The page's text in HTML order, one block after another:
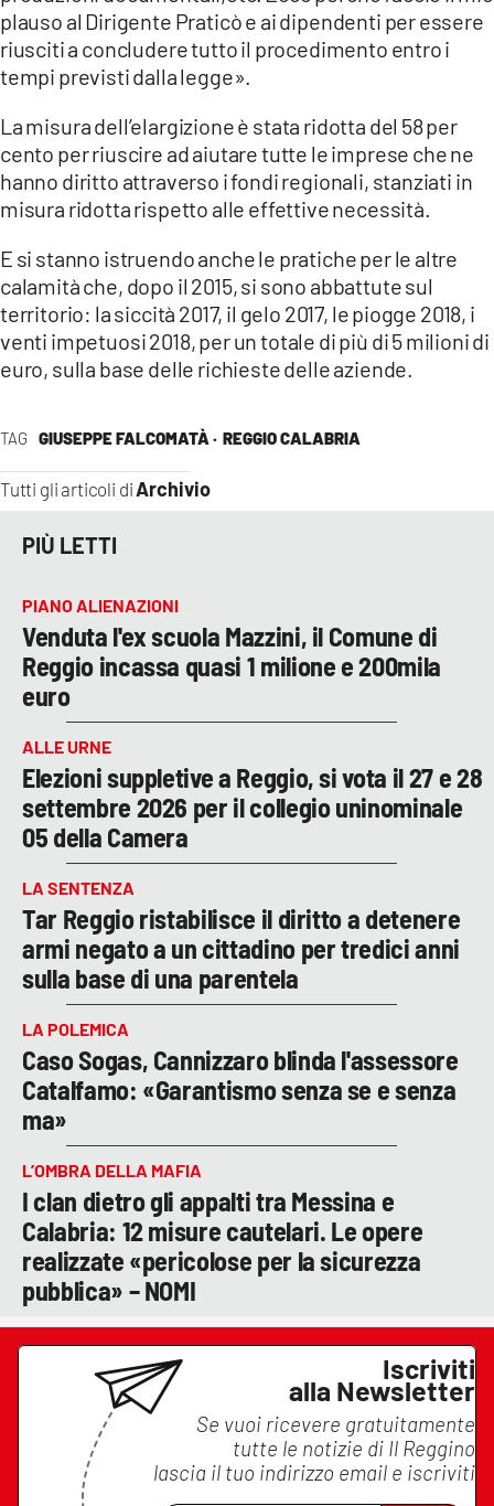
TAG GIUSEPPE FALCOMATÀ · REGGIO CALABRIA
Tutti gli articoli diArchivio
plauso al Dirigente Praticò e ai dipendenti per essere
riusciti a concludere tutto il procedimento entro i
tempi previsti dalla legge».
La misura dell’elargizione è stata ridotta del 58 per
cento per riuscire ad aiutare tutte le imprese che ne
hanno diritto attraverso i fondi regionali, stanziati in
misura ridotta rispetto alle effettive necessità.
E si stanno istruendo anche le pratiche per le altre
calamità che, dopo il 2015, si sono abbattute sul
territorio: la siccità 2017, il gelo 2017, le piogge 2018, i
venti impetuosi 2018, per un totale di più di 5 milioni di
euro, sulla base delle richieste delle aziende.
PIÙ LETTI
PIANO ALIENAZIONI
Venduta l'ex scuola Mazzini, il Comune di
Reggio incassa quasi 1 milione e 200mila
euro
ALLE URNE
Elezioni suppletive a Reggio, si vota il 27 e 28
settembre 2026 per il collegio uninominale
05 della Camera
LA SENTENZA
Tar Reggio ristabilisce il diritto a detenere
armi negato a un cittadino per tredici anni
sulla base di una parentela
LA POLEMICA
Caso Sogas, Cannizzaro blinda l'assessore
Catalfamo: «Garantismo senza se e senza
ma»
L’OMBRA DELLA MAFIA
I clan dietro gli appalti tra Messina e
Calabria: 12 misure cautelari. Le opere
realizzate «pericolose per la sicurezza
pubblica» – NOMI
Iscriviti
alla Newsletter
Se vuoi ricevere gratuitamente
tutte le notizie di Il Reggino
lascia il tuo indirizzo email e iscriviti